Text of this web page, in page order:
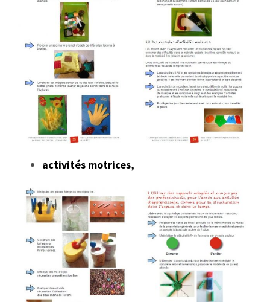
activités motrices,